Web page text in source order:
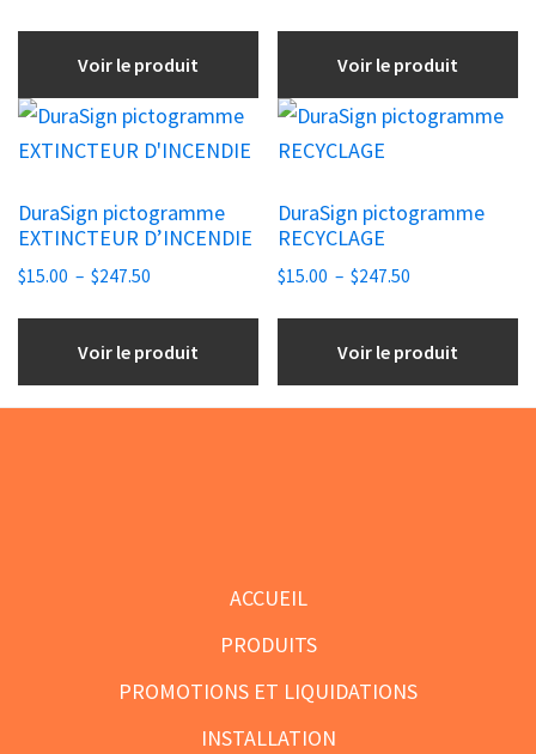
$20.00
à
$144.10
Voir le produit
choisies
sur
la
du
produit
$2.25
à
$10.50
Voir le produit
choisies
sur
la
du
produit
DuraSign pictogramme
EXTINCTEUR D’INCENDIE
$15.00 – $247.50
$15.00
Voir le produit
Ce
produit
plusieurs
variations.
Les
options
peuvent
être
DuraSign pictogramme
RECYCLAGE
$15.00 – $247.50
$15.00
Voir le produit
Ce
produit
plusieurs
variations.
Les
options
peuvent
être
produit
ACCUEIL
PRODUITS
PROMOTIONS ET LIQUIDATIONS
INSTALLATION